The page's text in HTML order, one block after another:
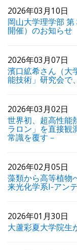
2026年03月10日
岡山大学理学部
開催）のお知らせ
2026年03月07日
濱口絋希さん（大
能技術」研究会で
2026年03月02日
世界初、超高性能
ラロン」を直接観
常識を覆す－
2026年02月05日
藻類から高等植物
来光化学系I-アン
2026年01月30日
大蘆彩夏大学院生